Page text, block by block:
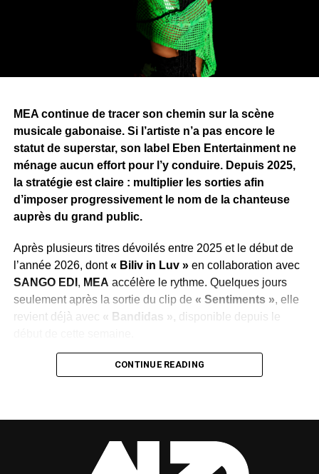
artistes issus de registres musicaux différents, un choix
qui témoigne de la volonté deZEBENd’élargir son
univers artistique et qui laisse entrevoir de nombreuses
surprises que les mélomanes découvriront au fil de
l’écoute de« Longue Vie ».
Pour porter « Longue Vie »
, Zang a annoncé une
campagne de promotion articulée autour de sept clips,
dont
« Bombarder »
ouvre la marche. Une stratégie qui
traduit l’ambition de faire de cet album l’un des projets
marquants de la scène urbaine gabonaise en 2026.
WhatsApp
Facebook
X Telegram
Email
>>
MEA continue de tracer son chemin sur la scène
musicale gabonaise. Si l’artiste n’a pas encore le
statut de superstar, son label Eben Entertainment ne
ménage aucun effort pour l’y conduire. Depuis 2025,
la stratégie est claire : multiplier les sorties afin
d’imposer progressivement le nom de la chanteuse
auprès du grand public.
Après plusieurs titres dévoilés entre 2025 et le début de
l’année 2026, dont« Biliv in Luv »en collaboration avec
SANGO EDI, MEA accélère le rythme. Quelques jours
seulement après la sortie du clip de « Sentiments », elle
revient déjà avec « Bandidas »,
disponible depuis le
Cette succession de publications illustre la volonté du
dans le potentiel de
MEA
CONTINUE READING